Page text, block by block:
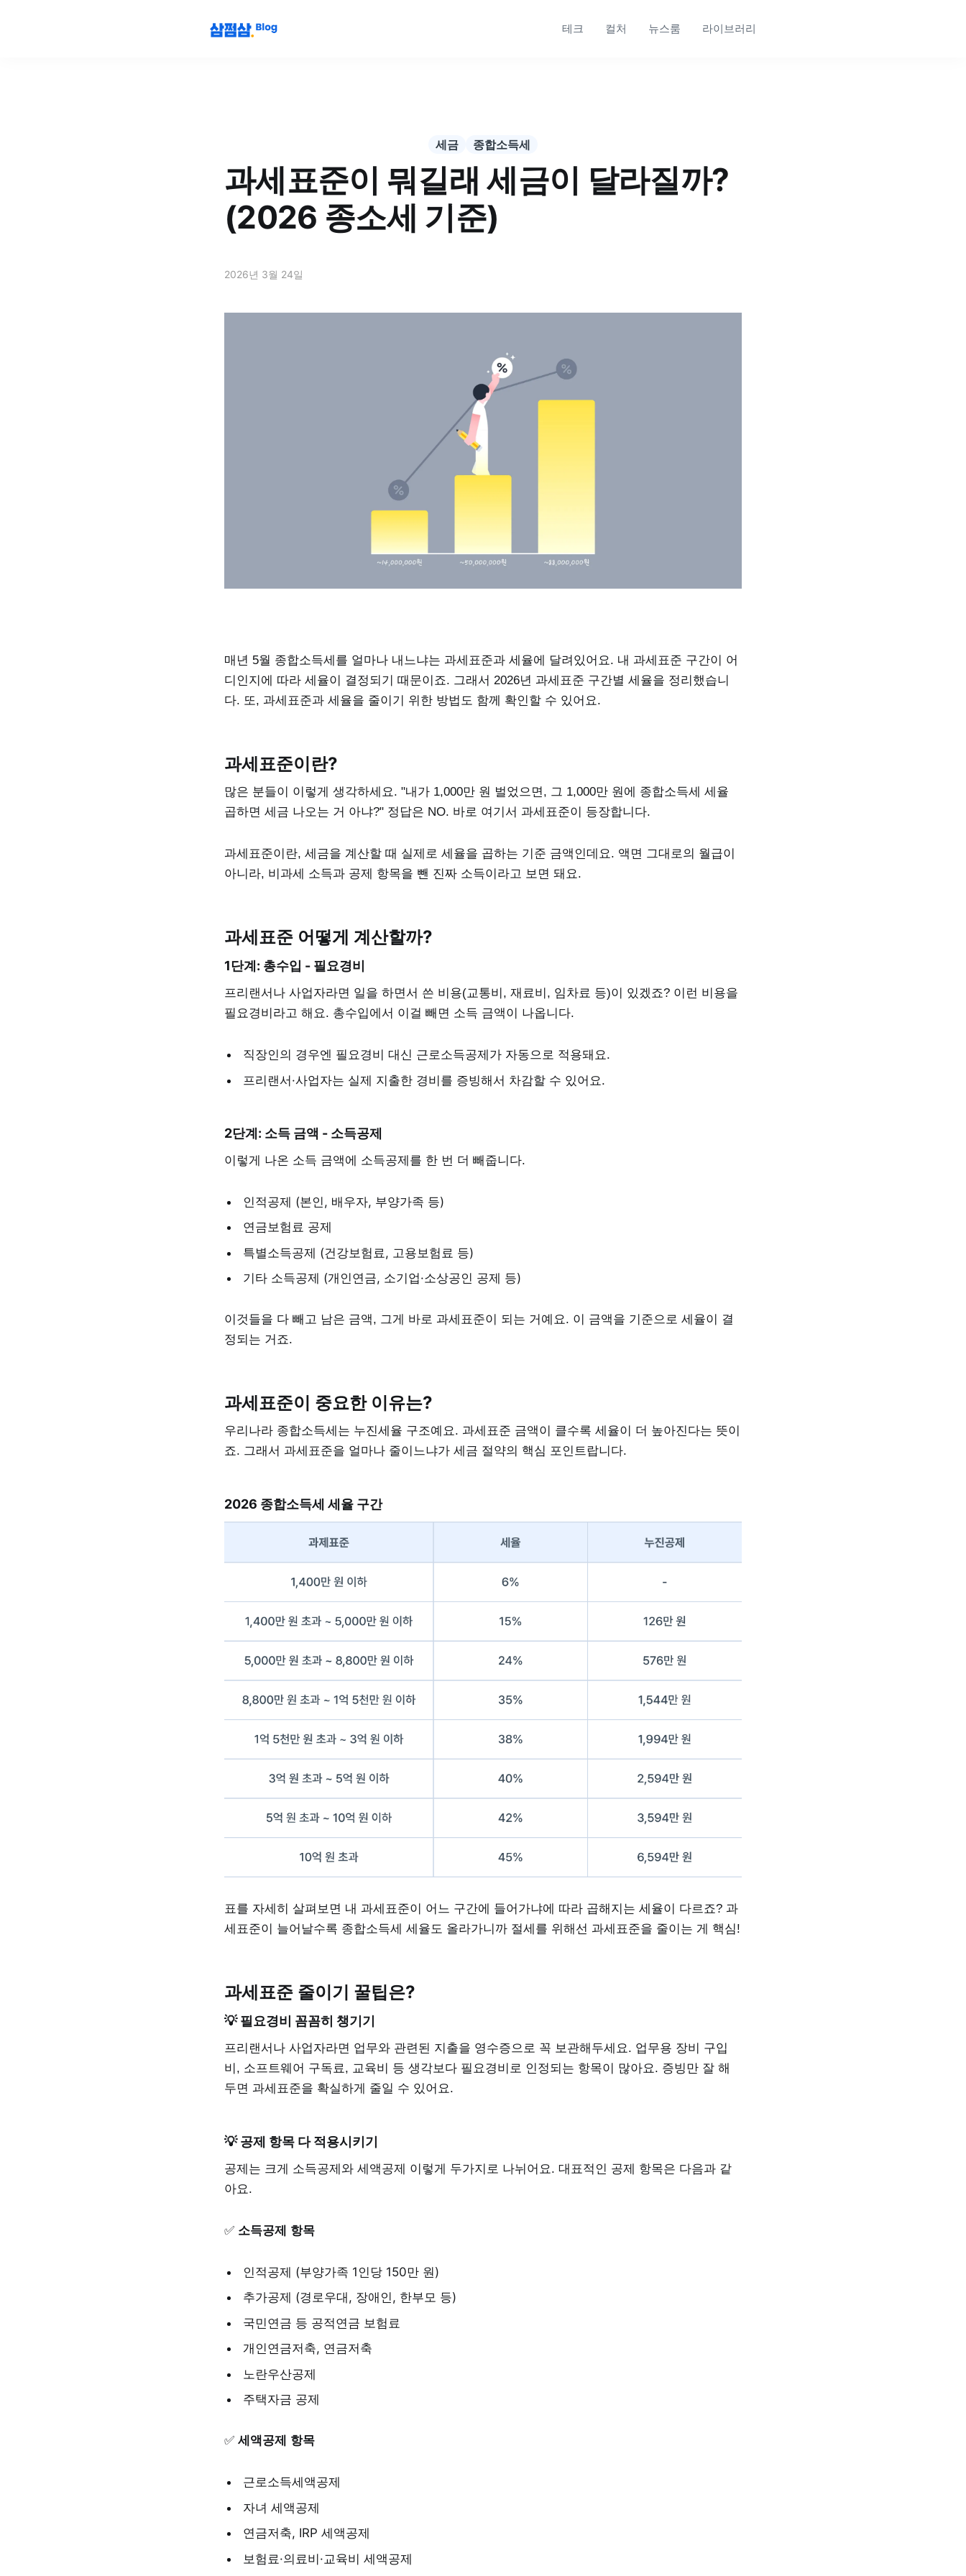
테크 컬처 뉴스룸 라이브러리
세금 종합소득세
과세표준이 뭐길래 세금이 달라질까?
(2026 종소세 기준)
2026년 3월 24일
매년 5월 종합소득세를 얼마나 내느냐는 과세표준과 세율에 달려있어요. 내 과세표준 구간이 어
디인지에 따라 세율이 결정되기 때문이죠. 그래서 2026년 과세표준 구간별 세율을 정리했습니
다. 또, 과세표준과 세율을 줄이기 위한 방법도 함께 확인할 수 있어요.
과세표준이란?
많은 분들이 이렇게 생각하세요. "내가 1,000만 원 벌었으면, 그 1,000만 원에 종합소득세 세율
곱하면 세금 나오는 거 아냐?" 정답은 NO. 바로 여기서 과세표준이 등장합니다.
과세표준이란, 세금을 계산할 때 실제로 세율을 곱하는 기준 금액인데요. 액면 그대로의 월급이
아니라, 비과세 소득과 공제 항목을 뺀 진짜 소득이라고 보면 돼요.
과세표준 어떻게 계산할까?
1단계: 총수입 - 필요경비
프리랜서나 사업자라면 일을 하면서 쓴 비용(교통비, 재료비, 임차료 등)이 있겠죠? 이런 비용을
필요경비라고 해요. 총수입에서 이걸 빼면 소득 금액이 나옵니다.
직장인의 경우엔 필요경비 대신 근로소득공제가 자동으로 적용돼요.
프리랜서·사업자는 실제 지출한 경비를 증빙해서 차감할 수 있어요.
2단계: 소득 금액 - 소득공제
이렇게 나온 소득 금액에 소득공제를 한 번 더 빼줍니다.
인적공제 (본인, 배우자, 부양가족 등)
연금보험료 공제
특별소득공제 (건강보험료, 고용보험료 등)
기타 소득공제 (개인연금, 소기업·소상공인 공제 등)
이것들을 다 빼고 남은 금액, 그게 바로 과세표준이 되는 거예요. 이 금액을 기준으로 세율이 결
정되는 거죠.
과세표준이 중요한 이유는?
우리나라 종합소득세는 누진세율 구조예요. 과세표준 금액이 클수록 세율이 더 높아진다는 뜻이
죠. 그래서 과세표준을 얼마나 줄이느냐가 세금 절약의 핵심 포인트랍니다.
2026 종합소득세 세율 구간
표를 자세히 살펴보면 내 과세표준이 어느 구간에 들어가냐에 따라 곱해지는 세율이 다르죠? 과
세표준이 늘어날수록 종합소득세 세율도 올라가니까 절세를 위해선 과세표준을 줄이는 게 핵심!
과세표준 줄이기 꿀팁은?
💡 필요경비 꼼꼼히 챙기기
프리랜서나 사업자라면 업무와 관련된 지출을 영수증으로 꼭 보관해두세요. 업무용 장비 구입
비, 소프트웨어 구독료, 교육비 등 생각보다 필요경비로 인정되는 항목이 많아요. 증빙만 잘 해
두면 과세표준을 확실하게 줄일 수 있어요.
💡 공제 항목 다 적용시키기
공제는 크게 소득공제와 세액공제 이렇게 두가지로 나뉘어요. 대표적인 공제 항목은 다음과 같
아요.
✅ 소득공제 항목
인적공제 (부양가족 1인당 150만 원)
추가공제 (경로우대, 장애인, 한부모 등)
국민연금 등 공적연금 보험료
개인연금저축, 연금저축
노란우산공제
주택자금 공제
✅ 세액공제 항목
근로소득세액공제
자녀 세액공제
연금저축, IRP 세액공제
보험료·의료비·교육비 세액공제